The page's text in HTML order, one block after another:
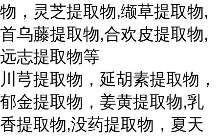
物，灵芝提取物,缬草提取物,
首乌藤提取物,合欢皮提取物,
远志提取物等
川芎提取物，延胡素提取物，
郁金提取物，姜黄提取物,乳
香提取物,没药提取物，夏天